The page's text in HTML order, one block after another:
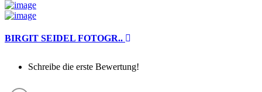
BIRGIT SEIDEL FOTOGR..
Schreibe die erste Bewertung!